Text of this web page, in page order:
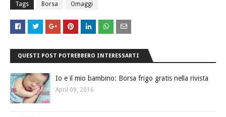
Tags Borsa Omaggi
QUESTI POST POTREBBERO INTERESSARTI
Io e il mio bambino: Borsa frigo gratis nella rivista
April 09, 2016